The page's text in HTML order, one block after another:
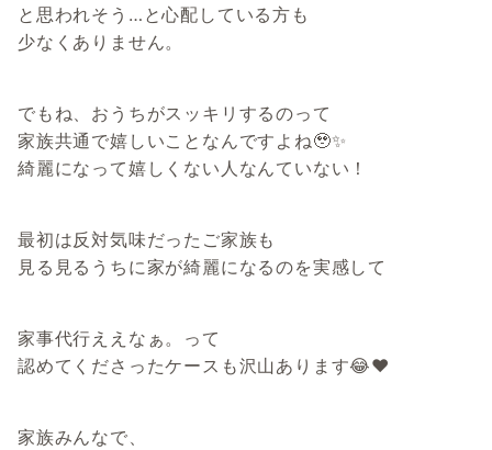
と思われそう…と心配している方も
少なくありません。
でもね、おうちがスッキリするのって
家族共通で嬉しいことなんですよね🥹✨
綺麗になって嬉しくない人なんていない！
最初は反対気味だったご家族も
見る見るうちに家が綺麗になるのを実感して
家事代行ええなぁ。って
認めてくださったケースも沢山あります😂❤️
家族みんなで、